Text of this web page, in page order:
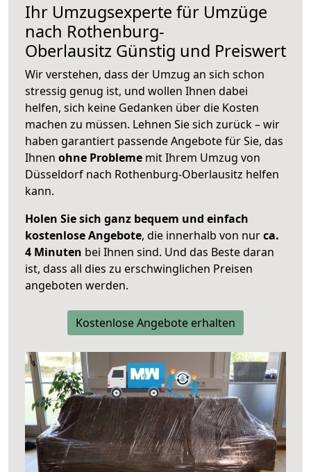
Ihr Umzugsexperte für Umzüge
nach Rothenburg-
Oberlausitz Günstig und Preiswert
Wir verstehen, dass der Umzug an sich schon
stressig genug ist, und wollen Ihnen dabei
helfen, sich keine Gedanken über die Kosten
machen zu müssen. Lehnen Sie sich zurück – wir
haben garantiert passende Angebote für Sie, das
Ihnen ohne Probleme mit Ihrem Umzug von
Düsseldorf nach Rothenburg-Oberlausitz helfen
kann.
Holen Sie sich ganz bequem und einfach
kostenlose Angebote, die innerhalb von nurca.
4 Minuten bei Ihnen sind. Und das Beste daran
ist, dass all dies zu erschwinglichen Preisen
angeboten werden.
Kostenlose Angebote erhalten